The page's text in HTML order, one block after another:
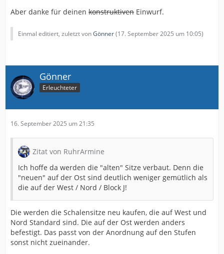
Aber danke für deinen konstruktiven Einwurf.
Einmal editiert, zuletzt vonGönner(17. September 2025 um 10:05)
Gönner
Erleuchteter
16. September 2025 um 21:35
Zitat von RuhrArmine
Ich hoffe da werden die "alten" Sitze verbaut. Denn die
"neuen" auf der Ost sind deutlich weniger gemütlich als
die auf der West / Nord / Block J!
Die werden die Schalensitze neu kaufen, die auf West und
Nord Standard sind. Die auf der Ost werden anders
befestigt. Das passt von der Anordnung auf den Stufen
sonst nicht zueinander.